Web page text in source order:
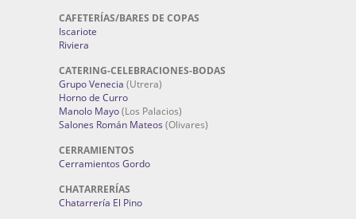
CAFETERÍAS/BARES DE COPAS
Iscariote
Riviera
CATERING-CELEBRACIONES-BODAS
Grupo Venecia (Utrera)
Horno de Curro
Manolo Mayo(Los Palacios)
Salones Román Mateos (Olivares)
CERRAMIENTOS
Cerramientos Gordo
CHATARRERÍAS
Chatarrería El Pino